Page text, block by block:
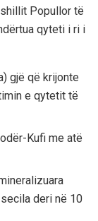
Popullor të
qyteti i ri i
gjë që krijonte
e qytetit të
Kufi me atë
deri në 10